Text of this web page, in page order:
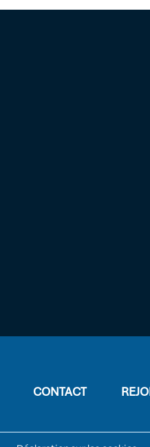
CONTACT